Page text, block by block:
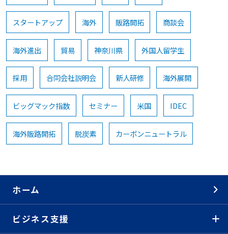
スタートアップ 海外 販路開拓 商談会
海外進出 貿易 神奈川県 外国人留学生
採用 合同会社説明会 新人研修 海外展開
ビッグマック指数 セミナー 米国 IDEC
海外販路開拓 脱炭素 カーボンニュートラル
ホーム
ビジネス支援